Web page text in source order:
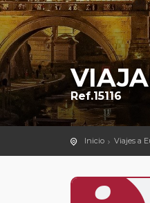
Ref.15116
Inicio Viajes a